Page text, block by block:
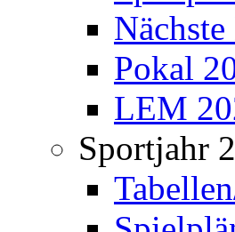
Pokal
LEM
Sportjahr